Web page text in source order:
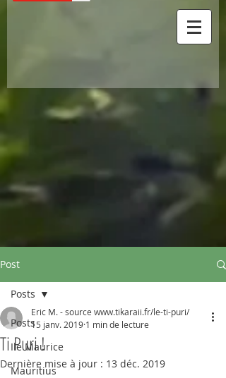
Post
Posts
Ile Maurice
Mauritius
Posts
Ti Puri !
Eric M. - source www.tikaraii.fr/le-ti-puri/
15 janv. 2019 1 min de lecture
Dernière mise à jour : 13 déc. 2019